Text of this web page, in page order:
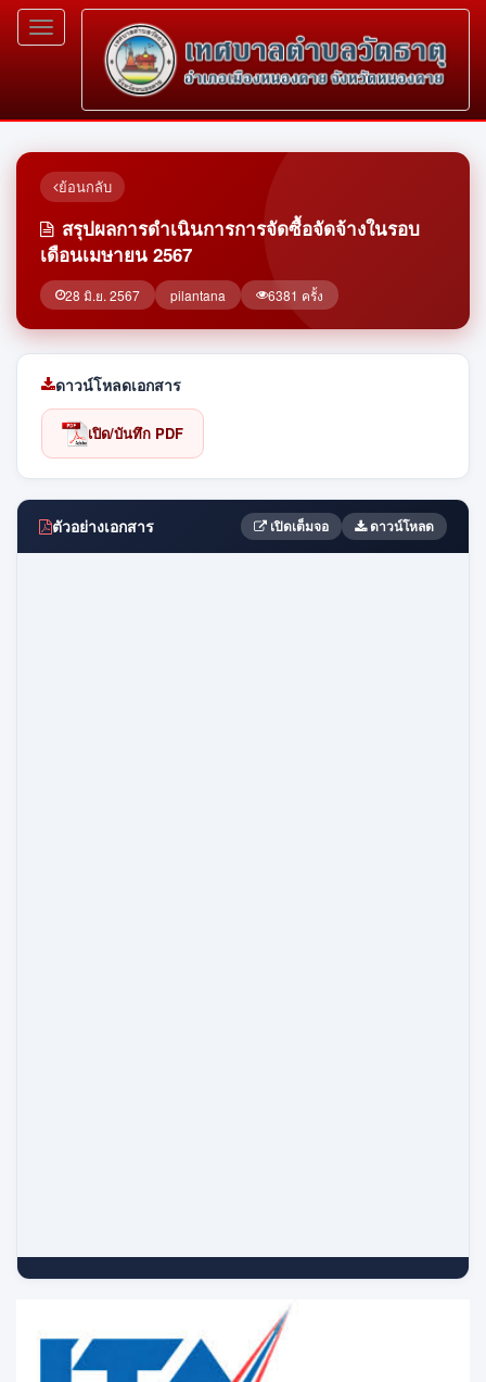
Toggle
navigation
ย้อนกลับ
สรุปผลการดำเนินการการจัดซื้อจัดจ้างในรอบ
เดือนเมษายน 2567
28 มิ.ย. 2567 pilantana 6381 ครั้ง
ดาวน์โหลดเอกสาร
เปิด/บันทึก PDF
ตัวอย่างเอกสาร เปิดเต็มจอ ดาวน์โหลด